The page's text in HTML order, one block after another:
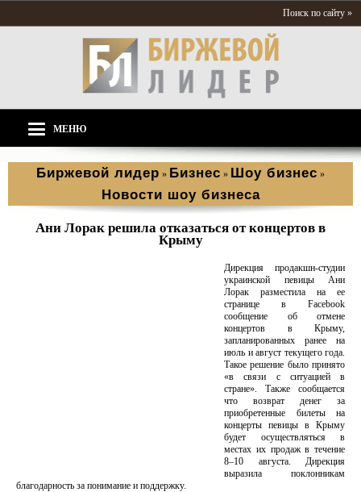
Поиск по сайту »
МЕНЮ
Биржевой лидер » Бизнес » Шоу бизнес »
Новости шоу бизнеса
Ани Лорак решила отказаться от концертов в
Крыму
Дирекция продакшн-студии
украинской певицы Ани
Лорак разместила на ее
странице в Facebook
сообщение об отмене
концертов в Крыму,
запланированных ранее на
июль и август текущего года.
Такое решение было принято
«в связи с ситуацией в
стране». Также сообщается
что возврат денег за
приобретенные билеты на
концерты певицы в Крыму
будет осуществляться в
местах их продаж в течение
8–10 августа. Дирекция
выразила поклонникам
благодарность за понимание и поддержку.